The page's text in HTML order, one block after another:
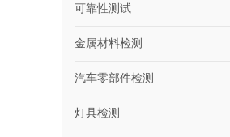
可靠性测试
金属材料检测
汽车零部件检测
灯具检测